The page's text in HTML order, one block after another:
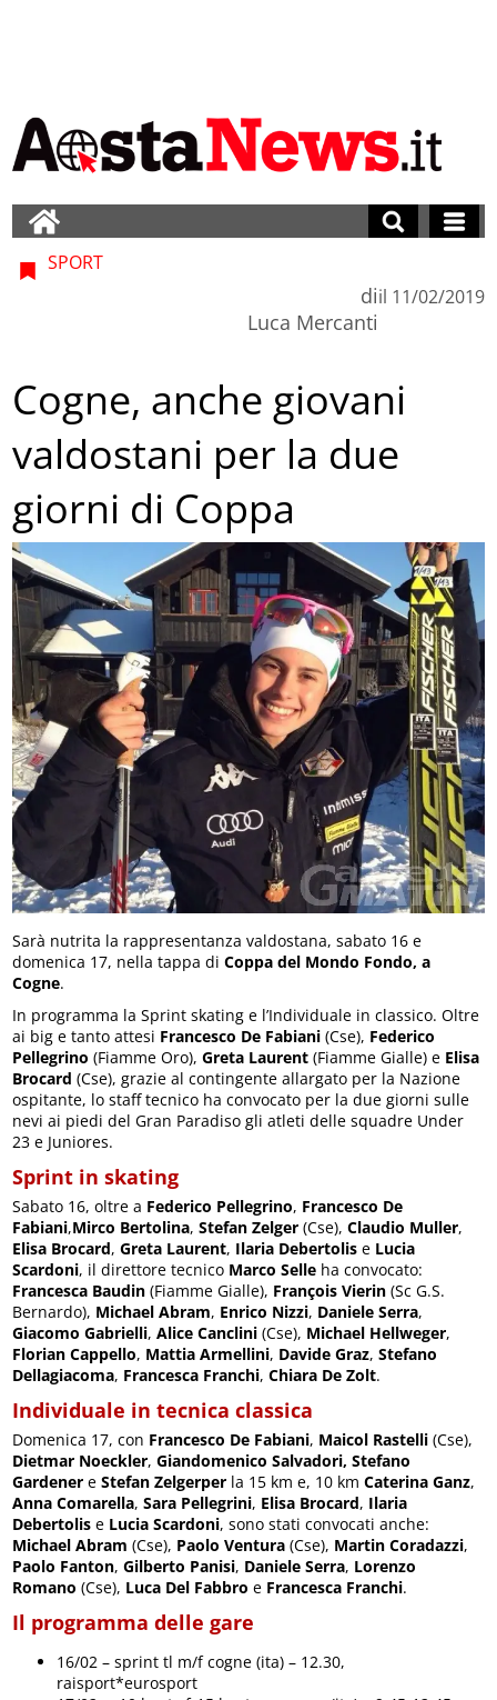
SPORT
di
Luca Mercanti
il 11/02/2019
Cogne, anche giovani
valdostani per la due
giorni di Coppa
Sarà nutrita la rappresentanza valdostana, sabato 16 e
domenica 17, nella tappa diCoppa del Mondo Fondo, a
Cogne.
In programma la Sprint skating e l’Individuale in classico. Oltre
ai big e tanto attesi Francesco De Fabiani (Cse), Federico
Pellegrino (Fiamme Oro),Greta Laurent (Fiamme Gialle) e Elisa
Brocard (Cse), grazie al contingente allargato per la Nazione
ospitante, lo staff tecnico ha convocato per la due giorni sulle
nevi ai piedi del Gran Paradiso gli atleti delle squadre Under
23 e Juniores.
Sprint in skating
Sabato 16, oltre a Federico Pellegrino, Francesco De
Fabiani,Mirco Bertolina,Stefan Zelger (Cse),Claudio Muller,
Elisa Brocard,Greta Laurent, Ilaria Debertolis e Lucia
Scardoni, il direttore tecnico Marco Selle ha convocato:
Francesca Baudin (Fiamme Gialle), François Vierin (Sc G.S.
Bernardo), Michael Abram, Enrico Nizzi, Daniele Serra,
Giacomo Gabrielli,Alice Canclini (Cse), Michael Hellweger,
Florian Cappello, Mattia Armellini, Davide Graz, Stefano
Dellagiacoma, Francesca Franchi,Chiara De Zolt.
Individuale in tecnica classica
Domenica 17, con Francesco De Fabiani, Maicol Rastelli (Cse),
Dietmar Noeckler,Giandomenico Salvadori, Stefano
Gardener eStefan Zelgerper la 15 km e, 10 kmCaterina Ganz,
Anna Comarella,Sara Pellegrini, Elisa Brocard, Ilaria
Debertolis e Lucia Scardoni, sono stati convocati anche:
Michael Abram (Cse), Paolo Ventura (Cse), Martin Coradazzi,
Paolo Fanton,Gilberto Panisi, Daniele Serra, Lorenzo
Romano (Cse), Luca Del Fabbro e Francesca Franchi.
Il programma delle gare
16/02 – sprint tl m/f cogne (ita) – 12.30,
raisport*eurosport